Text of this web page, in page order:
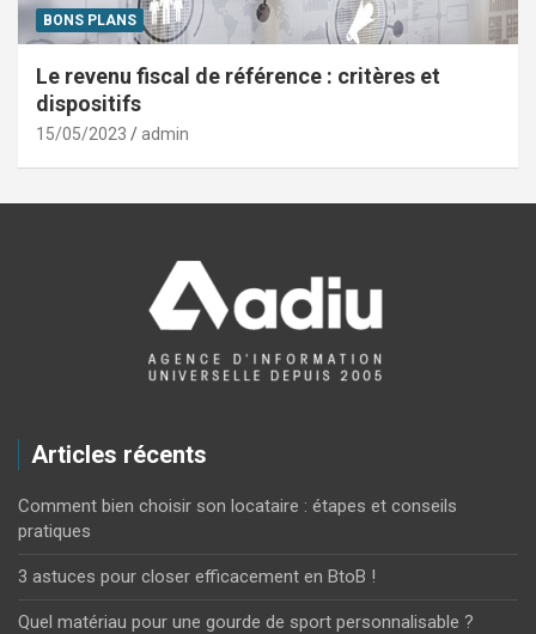
BONS PLANS
Le revenu fiscal de référence : critères et
dispositifs
15/05/2023 admin
Articles récents
Comment bien choisir son locataire : étapes et conseils
pratiques
3 astuces pour closer efficacement en BtoB !
Quel matériau pour une gourde de sport personnalisable ?